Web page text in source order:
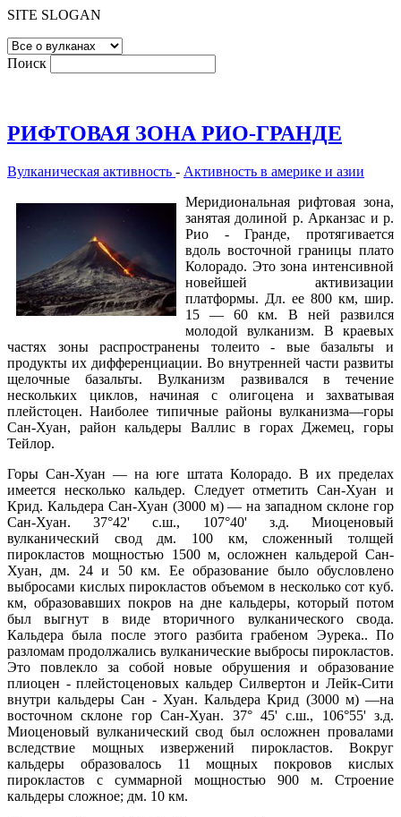
SITE SLOGAN
Поиск
РИФТОВАЯ ЗОНА РИО-ГРАНДЕ
Вулканическая активность - Активность в америке и азии
Меридиональная рифтовая зона,
занятая долиной р. Арканзас и р.
Рио - Гранде, протягивается
вдоль восточной границы плато
Колорадо. Это зона интенсивной
новейшей активизации
платформы. Дл. ее 800 км, шир.
15 — 60 км. В ней развился
молодой вулканизм. В краевых
частях зоны распространены толеито - вые базальты и
продукты их дифференциации. Во внутренней части развиты
щелочные базальты. Вулканизм развивался в течение
нескольких циклов, начиная с олигоцена и захватывая
плейстоцен. Наиболее типичные районы вулканизма—горы
Сан-Хуан, район кальдеры Валлис в горах Джемец, горы
Тейлор.
Горы Сан-Хуан — на юге штата Колорадо. В их пределах
имеется несколько кальдер. Следует отметить Сан-Хуан и
Крид. Кальдера Сан-Хуан (3000 м) — на западном склоне гор
Сан-Хуан. 37°42' с.ш., 107°40' з.д. Миоценовый
вулканический свод дм. 100 км, сложенный толщей
пирокластов мощностью 1500 м, осложнен кальдерой Сан-
Хуан, дм. 24 и 50 км. Ее образование было обусловлено
выбросами кислых пирокластов объемом в несколько сот куб.
км, образовавших покров на дне кальдеры, который потом
был выгнут в виде вторичного вулканического свода.
Кальдера была после этого разбита грабеном Эурека.. По
разломам продолжались вулканические выбросы пирокластов.
Это повлекло за собой новые обрушения и образование
плиоцен - плейстоценовых кальдер Силвертон и Лейк-Сити
внутри кальдеры Сан - Хуан. Кальдера Крид (3000 м) —на
восточном склоне гор Сан-Хуан. 37° 45' с.ш., 106°55' з.д.
Миоценовый вулканический свод был осложнен провалами
вследствие мощных извержений пирокластов. Вокруг
кальдеры образовалось 11 мощных покровов кислых
пирокластов с суммарной мощностью 900 м. Строение
кальдеры сложное; дм. 10 км.